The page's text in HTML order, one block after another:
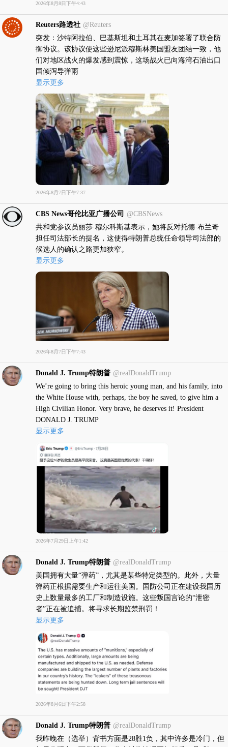
2026年8月8日下午4:43
Reuters路透社 @Reuters
突发：沙特阿拉伯、巴基斯坦和土耳其在麦加签署了联合防
御协议。该协议使这些逊尼派穆斯林美国盟友团结一致，他
们对地区战火的爆发感到震惊，这场战火已向海湾石油出口
国倾泻导弹雨
显示更多
2026年8月7日下午7:37
CBS News哥伦比亚广播公司
@CBSNews
共和党参议员丽莎·穆尔科斯基表示，她将反对托德·布兰奇
担任司法部长的提名，这使得特朗普总统任命领导司法部的
候选人的确认之路更加狭窄。
显示更多
2026年8月7日下午7:43
Donald J. Trump特朗普 @realDonaldTrump
We’re going to bring this heroic young man, and his family, into
the White House with, perhaps, the boy he saved, to give him a
High Civilian Honor. Very brave, he deserves it! President
DONALD J. TRUMP
显示更多
2026年7月29日上午1:42
Donald J. Trump特朗普 @realDonaldTrump
美国拥有大量“弹药”，尤其是某些特定类型的。此外，大量
弹药正根据需要生产和运往美国。国防公司正在建设我国历
史上数量最多的工厂和制造设施。这些叛国言论的“泄密
者”正在被追捕。将寻求长期监禁刑罚！
显示更多
2026年8月6日下午2:58
Donald J. Trump特朗普 @realDonaldTrump
我昨晚在（选举）背书方面是28胜1负，其中许多是冷门，但